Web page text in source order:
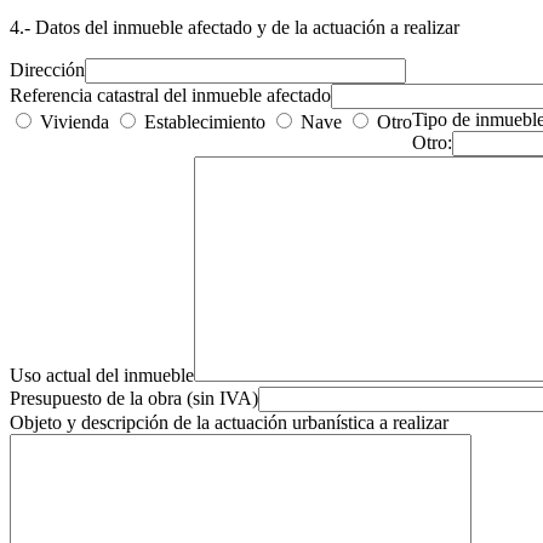
4.- Datos del inmueble afectado y de la actuación a realizar
Dirección
Referencia catastral del inmueble afectado
Tipo de
Vivienda Establecimiento Nave
Otro
Otro:
Uso actual del inmueble
Presupuesto de la obra (sin IVA)
Objeto y descripción de la actuación urbanística a realizar